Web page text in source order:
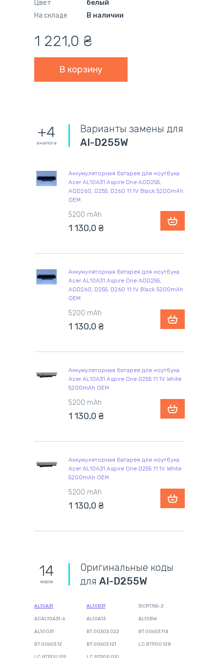
Цвет
белый
На складе
В наличии
1 221,0 ₴
+4
аналога
Варианты замены для
AI-D255W
Аккумуляторная батарея для ноутбука
Acer AL10A31 Aspire One AOD255,
AOD260, D255, D260 11.1V Black 5200mAh
OEM
5200 mAh
1 130,0 ₴
Аккумуляторная батарея для ноутбука
Acer AL10A31 Aspire One AOD255,
AOD260, D255, D260 11.1V Black 5200mAh
OEM
5200 mAh
1 130,0 ₴
Аккумуляторная батарея для ноутбука
Acer AL10A31 Aspire One D255 11.1V White
5200mAh OEM
5200 mAh
1 130,0 ₴
Аккумуляторная батарея для ноутбука
Acer AL10A31 Aspire One D255 11.1V White
5200mAh OEM
5200 mAh
1 130,0 ₴
14
кодов
Оригинальные коды
для AI-D255W
AL10A31 AL10B31 3ICR1765-2
ACAL10A31-6 AL10A13 AL10BW
AL10G31 BT.00303.022 BT.00603.114
BT.00603.12 BT.00603.121 LC.BTP00.128